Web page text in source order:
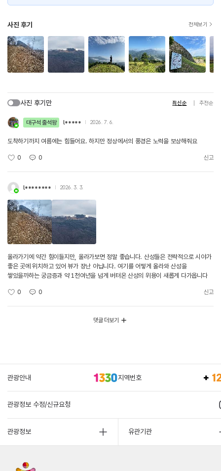
사진 후기 전체보기
사진 후기만 최신순 추천순
대구석 출석왕 l***** 2026. 7. 6.
도착하기까지 여름에는 힘들어요. 하지만 정상에서의 풍경은 노력을 보상해줘요
0 0 신고
l******** 2026. 3. 3.
올라가기에 약간 힘이들지만, 올라가보면 정말 좋습니다. 산성들은 전략적으로 시야가
좋은 곳에 위치하고 있어 뷰가 장난 아닙니다. 여기를 어떻게 올라와 산성을
쌓았을까하는 궁금증과 약 1천여년을 넘게 버텨온 산성의 위용이 새롭게 다가옵니다
0 0 신고
댓글 더보기
관광안내 지역번호
관광정보 수정/신규요청
관광정보 유관기관